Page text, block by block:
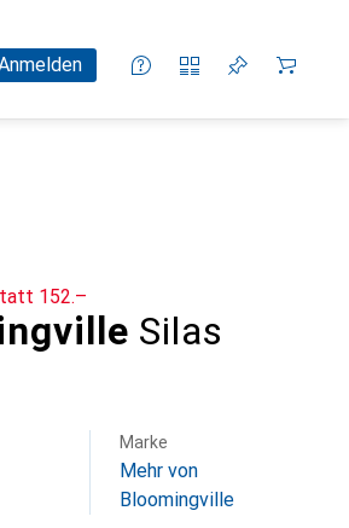
Silas
CHF
152.–
Marke
Mehr von
Bloomingville